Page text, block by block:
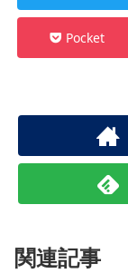
Pocket
関連記事